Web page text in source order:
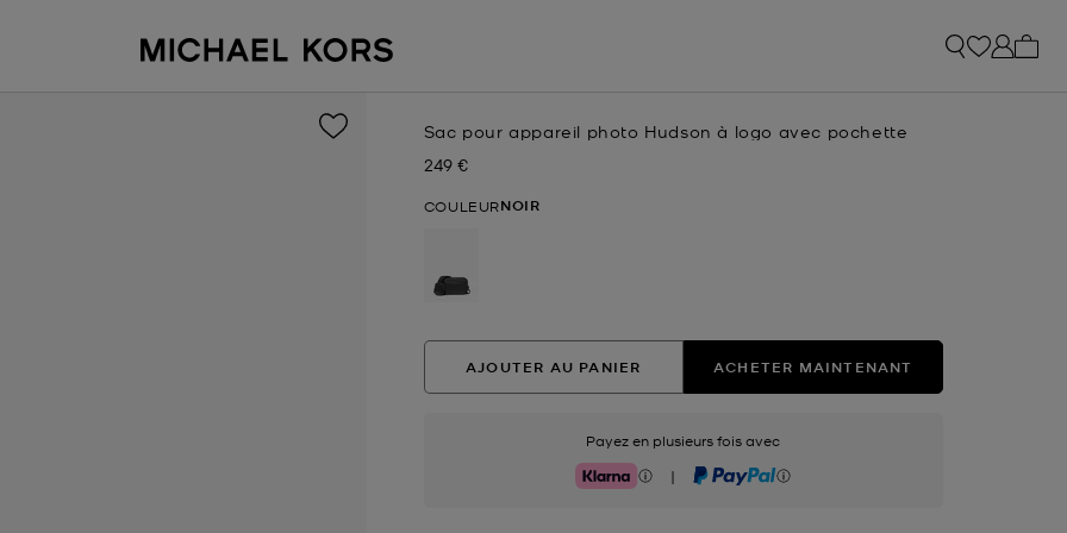
Sac pour appareil photo Hudson à logo avec pochette
Prix actuel
249 €
COULEURNOIR
AJOUTER AU PANIER ACHETER MAINTENANT
Payez en plusieurs fois avec
Klarna | PayPal